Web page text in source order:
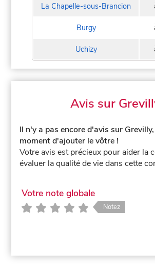
La Chapelle-sous-Brancion
Burgy
Uchizy
Avis sur
Il n'y a pas encore d'avis sur
moment d'ajouter le vôtre !
Votre avis est précieux pour aider la
évaluer la qualité de vie dans cette
Votre note globale
Notez